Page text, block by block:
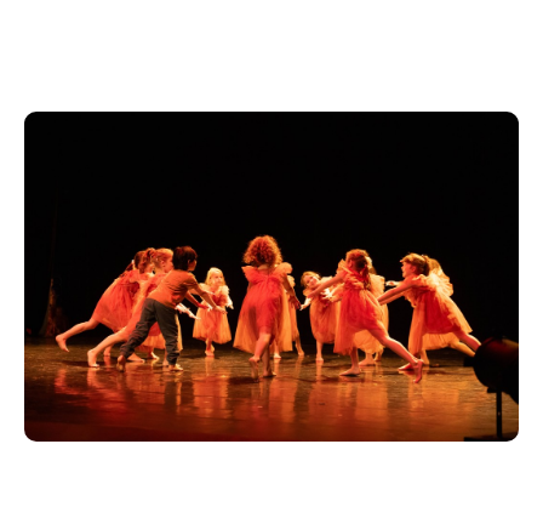
Baby mardi 17h - Elvire
Baby samedi Elvire
Contempo lundi et vendredi adultes Vincent
Initiation jeudi 17h45 Lorena
Eveil samedi matin Michèle
Hip-hop 12-16 ans Charly
Éveil dimanche Elvire
Initiation 7-9 ans Martina